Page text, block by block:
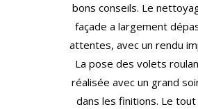
bons conseils. Le
façade a largement
attentes, avec un rendu
La pose des volets
réalisée avec un grand
dans les finitions. Le tout